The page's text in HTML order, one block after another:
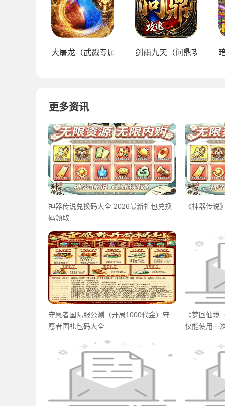
大屠龙（武戮专属武魂）剑雨九天（问鼎攻速福利
更多资讯
神器传说兑换码大全 2026最新礼包兑换
码领取
《神器传说
守愿者国际服公测（开局1000代金）守
愿者国礼包码大全
《梦回仙境
仅能使用一